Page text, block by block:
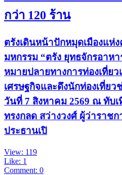
กว่า 120 ร้าน
ตรังเดินหน้าปักหมุดเมืองแห่
มหกรรม “ตรัง ยุทธจักรอาห
หมายปลายทางการท่องเที่ย
เศรษฐกิจและดึงนักท่องเที่ย
วันที่ 7 สิงหาคม 2569 ณ ทับเ
ทรงกลด สว่างวงศ์ ผู้ว่าราชก
ประธานเปิ
View: 119
Like: 1
Comment: 0